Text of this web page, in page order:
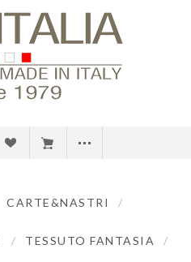
CARTE&NASTRI /
/ TESSUTO FANTASIA /